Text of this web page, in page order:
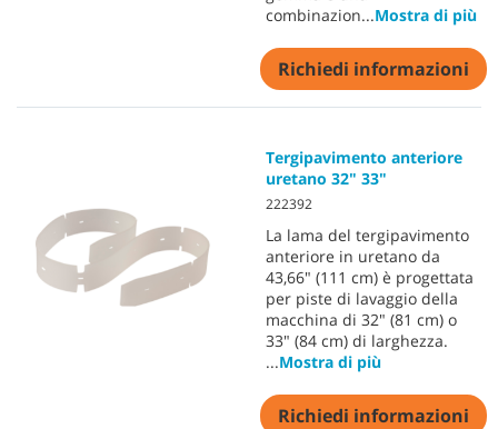
combinazion...Mostra di più
Richiedi informazioni
Tergipavimento anteriore
uretano 32" 33"
222392
La lama del tergipavimento
anteriore in uretano da
43,66" (111 cm) è progettata
per piste di lavaggio della
macchina di 32" (81 cm) o
33" (84 cm) di larghezza.
...Mostra di più
Richiedi informazioni